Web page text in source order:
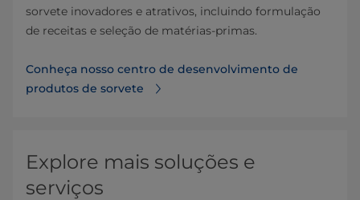
sorvete inovadores e atrativos, incluindo formulação
de receitas e seleção de matérias-primas.
Conheça nosso centro de desenvolvimento de
produtos de sorvete
Explore mais soluções e
serviços